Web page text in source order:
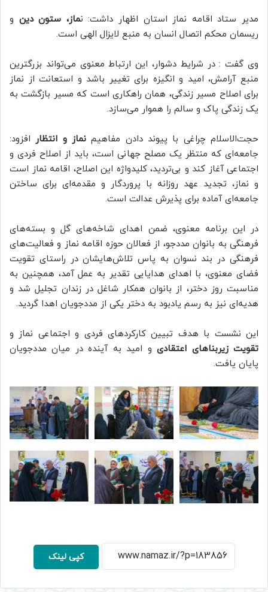
مدیر ستاد اقامه نماز استان اظهار داشت: نماز، ستون دین و
ریسمان محکم اتصال انسان به منبع لایزال الهی است.
وی گفت : در شرایط دشوار، این ارتباط معنوی می‌تواند بزرگترین
منبع آرامش، امید و انگیزه برای تغییر باشد و استعانت از نماز
برای اصلاح مسیر زندگی، همان راهکاری است که مسیر بازگشت به
یک زندگی پاک و سالم را هموار می‌سازد.
حجت‌الاسلام چراغی با پیوند دادن مفاهیم نماز و انتظار افزود:
جامعه‌ای که منتظر یک مصلح جهانی است، باید از اصلاح فردی و
اجتماعی آغاز کند و بی‌تردید، کلیدواژه این اصلاح، اقامه نماز است
و نماز، تجدید عهد روزانه با پروردگار و مقدمه‌ای برای ساختن
جامعه‌ای آماده برای پذیرش عدالت است.
در این برنامه معنوی، ضمن اهدای شاخه‌های گل و بسته‌های
فرهنگی به بانوان مددجو، از فعالان حوزه اقامه نماز و فعالیت‌های
فرهنگی در بند نسوان به پاس تلاش‌هایشان در راستای تقویت
فضای معنوی، با اهدای هدایایی تقدیر به عمل آمد، همچنین به
مناسبت روز دختر، از بانوان همکار شاغل در زندان تجلیل شد و
هدیه‌ای نیز به رسم یادبود به دختر یکی از مددجویان اهدا گردید.
این نشست با هدف تبیین کارکردهای فردی و اجتماعی نماز و
تقویت زیربناهای اعتقادیو امید به آینده در میان مددجویان
پایان یافت.
کپی لینک